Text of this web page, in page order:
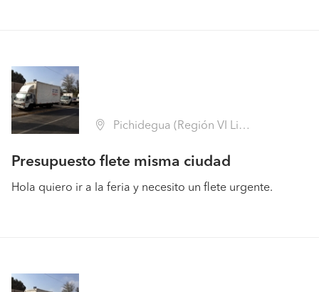
Pichidegua (Región VI Libertador B. O'Higgins - Cachapoal)
Presupuesto flete misma ciudad
Hola quiero ir a la feria y necesito un flete urgente.